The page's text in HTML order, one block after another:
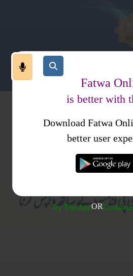
کتب فتاوی
فتاویٰ اصحاب الحدیث جلد 1
Fatwa
is better with
Download Fatwa
better user
Try The AppOR